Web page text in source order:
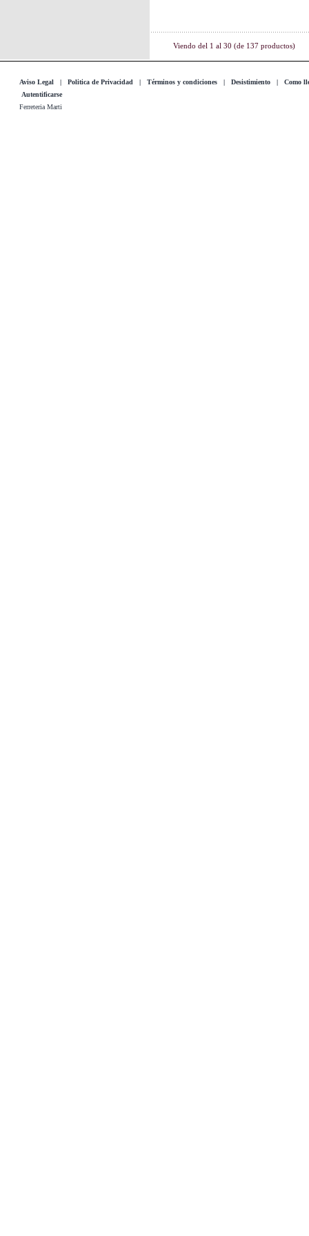
Viendo del 1 al 30 (de 137 productos)
Aviso Legal | Politica de Privacidad | Términos y condiciones | Desistimiento | Como
Autentificarse
Ferreteria Marti